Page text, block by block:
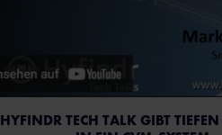
HYFINDR TECH TALK GIBT